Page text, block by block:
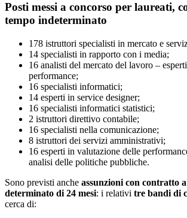
Posti messi a concorso per laureati,
tempo indeterminato
178 istruttori specialisti in mercato e
14 specialisti in rapporto con i media;
16 analisti del mercato del lavoro –
performance;
16 specialisti informatici;
14 esperti in service designer;
16 specialisti informatici statistici;
2 istruttori direttivo contabile;
16 specialisti nella comunicazione;
8 istruttori dei servizi amministrativi;
16 esperti in valutazione delle
analisi delle politiche pubbliche.
Sono previsti anche assunzioni con contratto
determinato di 24 mesi: i relativi tre bandi di
cerca di: